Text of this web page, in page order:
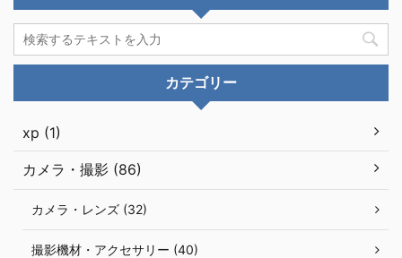
カテゴリー
xp (1)
カメラ・撮影 (86)
カメラ・レンズ (32)
撮影機材・アクセサリー (40)